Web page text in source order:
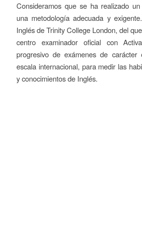
Consideramos que se ha realizado
una metodología adecuada y
Inglés de Trinity College London, del
centro examinador oficial con
progresivo de exámenes de carácter
escala internacional, para medir las
y conocimientos de Inglés.